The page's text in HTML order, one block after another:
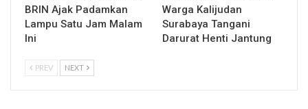
BRIN Ajak Padamkan
Lampu Satu Jam Malam
Ini
Warga Kalijudan
Surabaya Tangani
Darurat Henti Jantung
PREV NEXT